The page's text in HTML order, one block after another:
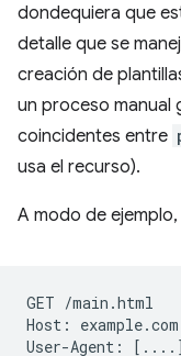
dondequiera que
detalle que se
creación de
un proceso manual
coincidentes entre
usa el recurso).
A modo de
GET /main.html
Host:
example.com
User-Agent:
[ .... ]